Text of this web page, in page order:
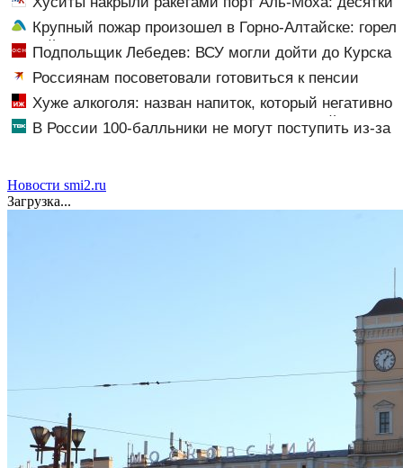
жертвКрупный пожар произошел в Горно-Алтайске: горел
жилой дом
Подпольщик Лебедев: ВСУ могли дойти до Курска
Россиянам посоветовали готовиться к пенсии
заранее: что важно знать
Хуже алкоголя: назван напиток, который негативно
влияет на организм - многие пьют его каждый день
В России 100-балльники не могут поступить из-за
Новости smi2.ru
Загрузка...